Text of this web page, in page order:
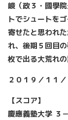
峻（政３・國學
トでシュートを
寄せたと思われ
れ、後期５回目
枚で出る大荒れの
２０１９／１１
【スコア】
慶應義塾大学 ３